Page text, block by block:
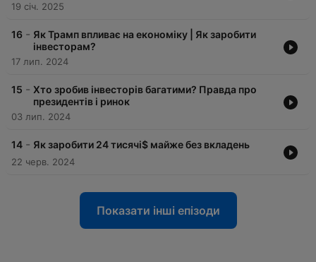
19 січ. 2025
16 - Як Трамп впливає на економіку | Як заробити
інвесторам?
17 лип. 2024
15 - Хто зробив інвесторів багатими? Правда про
президентів і ринок
03 лип. 2024
14 - Як заробити 24 тисячі$ майже без вкладень
22 черв. 2024
Показати інші епізоди